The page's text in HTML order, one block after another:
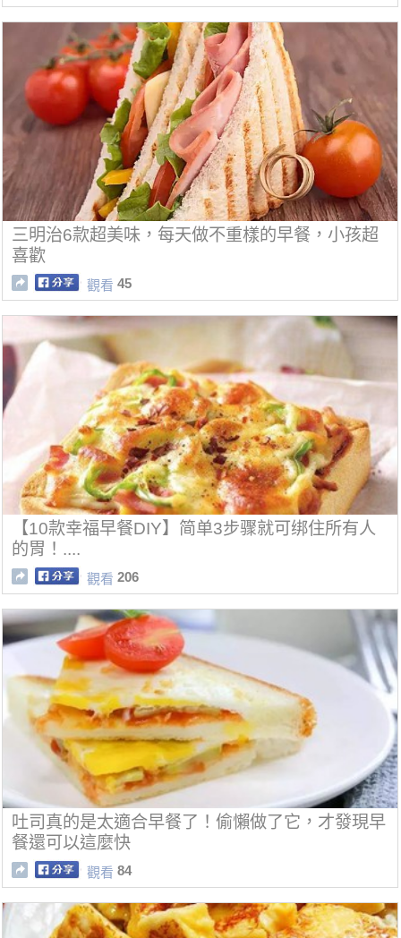
三明治6款超美味，每天做不重樣的早餐，小孩超
喜歡
觀看 45
【10款幸福早餐DIY】简单3步骤就可绑住所有人
的胃！....
觀看 206
吐司真的是太適合早餐了！偷懶做了它，才發現早
餐還可以這麼快
觀看 84